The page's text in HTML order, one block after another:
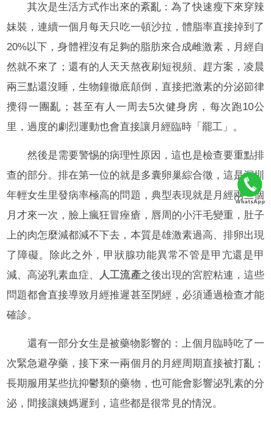
其次是生活方式作出來的紊亂：為了快速瘦下來穿辣
妹裝，連續一個月每天只吃一頓沙拉，體脂率直接掉到了
20%以下，身體裡沒有足夠的脂肪來合成雌激素，月經自
然就不來了；還有的人天天熬夜刷短視頻、趕方案，凌晨
兩三點還沒睡，生物鐘徹底顛倒，直接把激素的分泌節律
攪得一團亂；甚至有人一周去5次健身房，每次跑10公
里，過度的劇烈運動也會直接讓月經臨時「罷工」。
然後是需要警惕的病理性原因，這也是檢查要重點排
查的部分。排在第一位的就是多囊卵巢綜合徵，這是深圳
年輕女生里發病率極高的問題，典型表現就是月經兩三個
月才來一次，臉上瘋狂冒痤瘡，唇周的小汗毛變重，肚子
上的肉怎麼減都減不下去，本質是雄激素過高、排卵出現
了障礙。除此之外，甲狀腺功能異常不管是甲亢還是甲
減、高泌乳素血症、
人工流產之後出現的宮腔粘連，這些
問題都會直接導致月經推遲甚至閉經，必須通過檢查才能
確診。
還有一部分女生是被藥物影響的：上個月臨時吃了一
次緊急避孕藥，接下來一兩個月的月經周期直接被打亂；
長期服用某些抗抑鬱類的藥物，也可能會影響泌乳素的分
泌，間接讓姨媽遲到，這些都是很常見的情況。